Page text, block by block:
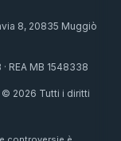
8, 20835 Muggiò
REA MB 1548338
© 2026 Tutti i diritti